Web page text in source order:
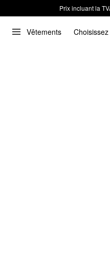
Prix incluant la
Vêtements